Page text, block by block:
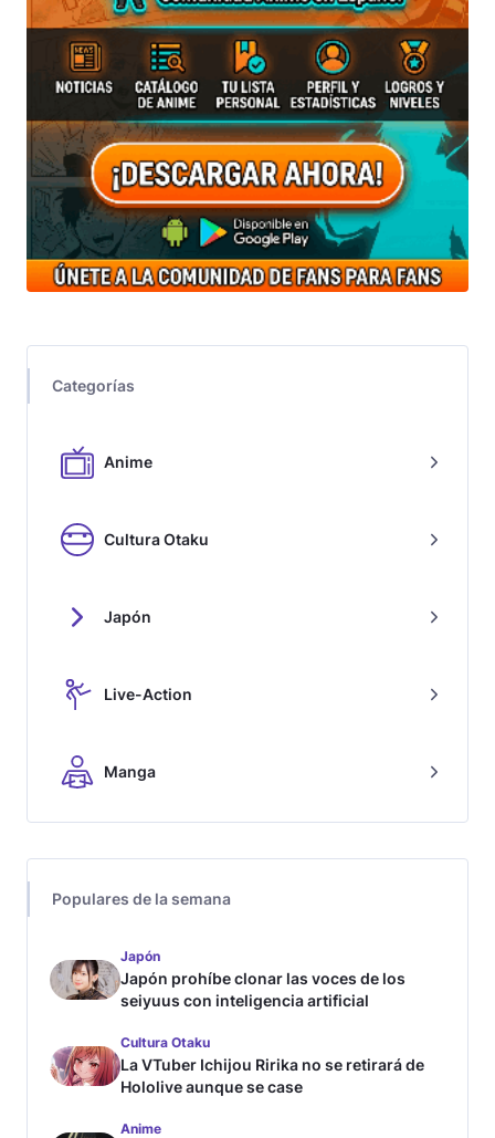
Categorías
Anime
Cultura Otaku
Japón
Live-Action
Manga
Populares de la semana
Japón
Japón prohíbe clonar las voces de los
seiyuus con inteligencia artificial
Cultura Otaku
La VTuber Ichijou Ririka no se retirará de
Hololive aunque se case
Anime